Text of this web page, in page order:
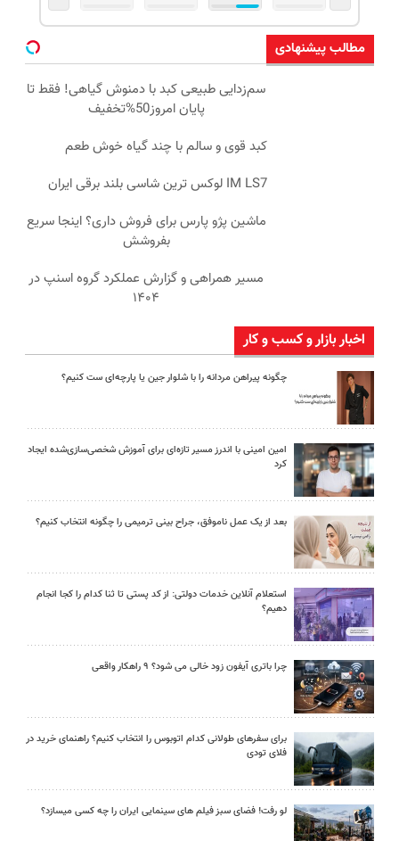
مطالب پیشنهادی
سم‌زدایی طبیعی کبد با دمنوش گیاهی! فقط تا
پایان امروز50%تخفیف
کبد قوی و سالم با چند گیاه خوش طعم
IM LS7 لوکس ترین شاسی بلند برقی ایران
ماشین پژو پارس برای فروش داری؟ اینجا سریع
بفروشش
مسیر همراهی و گزارش عملکرد گروه اسنپ در
۱۴۰۴
اخبار بازار و کسب و کار
چگونه پیراهن مردانه را با شلوار جین یا پارچه‌ای ست کنیم؟
امین امینی با اندرز مسیر تازه‌ای برای آموزش شخصی‌سازی‌شده ایجاد
کرد
بعد از یک عمل ناموفق، جراح بینی ترمیمی را چگونه انتخاب کنیم؟
استعلام آنلاین خدمات دولتی: از کد پستی تا ثنا کدام را کجا انجام
دهیم؟
چرا باتری آیفون زود خالی می شود؟ ۹ راهکار واقعی
برای سفرهای طولانی کدام اتوبوس را انتخاب کنیم؟ راهنمای خرید در
فلای تودی
لو رفت! فضای سبز فیلم های سینمایی ایران را چه کسی میسازد؟